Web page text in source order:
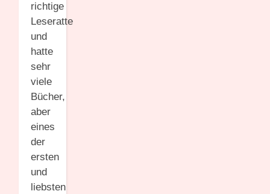
richtige
Leseratte
und
hatte
sehr
viele
Bücher,
aber
eines
der
ersten
und
liebsten